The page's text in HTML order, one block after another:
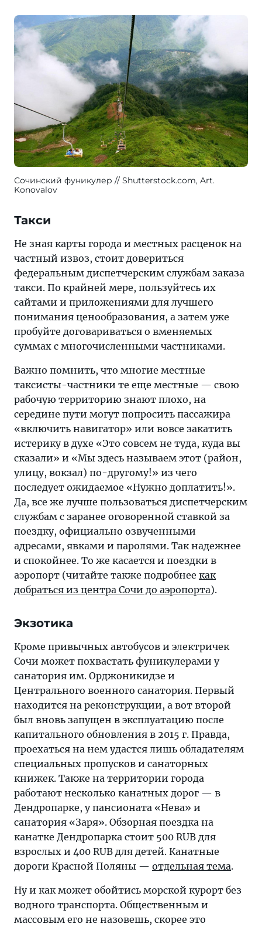
Сочинский фуникулер
Shutterstock.com, Art.
Konovalov
Такси
Не зная карты города и местных расценок на
частный извоз, стоит довериться
федеральным диспетчерским службам заказа
такси. По крайней мере, пользуйтесь их
сайтами и приложениями для лучшего
понимания ценообразования, а затем уже
пробуйте договариваться о вменяемых
суммах с многочисленными частниками.
Важно помнить, что многие местные
таксисты-частники те еще местные — свою
рабочую территорию знают плохо, на
середине пути могут попросить пассажира
«включить навигатор» или вовсе закатить
истерику в духе «Это совсем не туда, куда вы
сказали» и «Мы здесь называем этот (район,
улицу, вокзал) по-другому!» из чего
последует ожидаемое «Нужно доплатить!».
Да, все же лучше пользоваться диспетчерским
службам с заранее оговоренной ставкой за
поездку, официально озвученными
адресами, явками и паролями. Так надежнее
и спокойнее. То же касается и поездки в
аэропорт (читайте также подробнее как
добраться из центра Сочи до аэропорта).
Экзотика
Кроме привычных автобусов и электричек
Сочи может похвастать фуникулерами у
санатория им. Орджоникидзе и
Центрального военного санатория. Первый
находится на реконструкции, а вот второй
был вновь запущен в эксплуатацию после
капитального обновления в 2015 г. Правда,
проехаться на нем удастся лишь обладателям
специальных пропусков и санаторных
книжек. Также на территории города
работают несколько канатных дорог — в
Дендропарке, у пансионата «Нева» и
санатория «Заря». Обзорная поездка на
канатке Дендропарка стоит 500 RUB для
взрослых и 400 RUB для детей. Канатные
дороги Красной Поляны — отдельная тема.
Ну и как может обойтись морской курорт без
водного транспорта. Общественным и
массовым его не назовешь, скорее это